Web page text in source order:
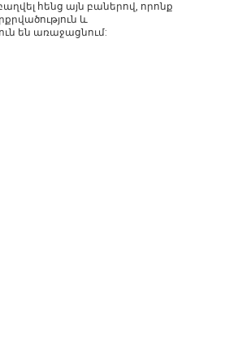
հենց այն բաներով, որոնք
և
են առաջացնում: